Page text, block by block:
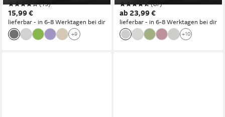
Beschwerungsstange
85589N
(15)
15,99 €
lieferbar - in 6-8 Werktagen bei dir
+9
(87)
ab 23,99 €
lieferbar - in 6-8 Werktagen bei dir
+10